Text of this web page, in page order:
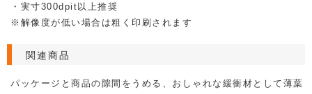
・実寸300dpit以上推奨
※解像度が低い場合は粗く印刷されます
関連商品
パッケージと商品の隙間をうめる、おしゃれな緩衝材として薄葉